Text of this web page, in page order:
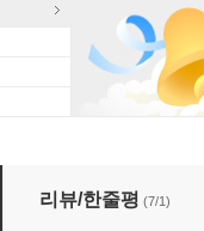
리뷰/한줄평 (7/1)